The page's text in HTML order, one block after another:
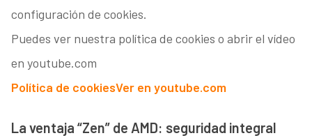
configuración de cookies.
Puedes ver nuestra política de cookies o abrir el vídeo
en youtube.com
Política de cookiesVer en youtube.com
La ventaja “Zen” de AMD: seguridad integral